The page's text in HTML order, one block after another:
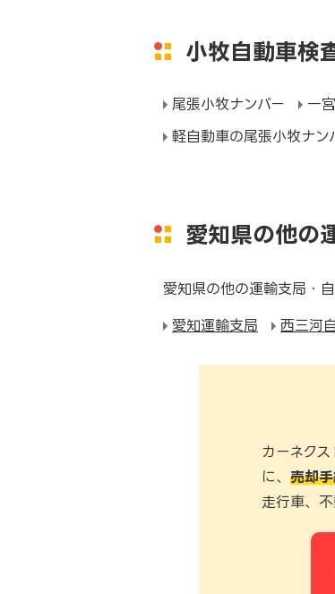
小牧自動車検
尾張小牧ナンバー 一
軽自動車の尾張小牧ナン
愛知県の他の
愛知県の他の運輸支局・
愛知運輸支局 西三河
カーネク
に、 売却
走行車、